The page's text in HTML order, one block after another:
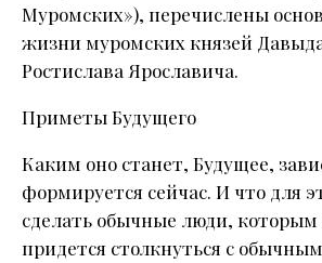
Муромских»), перечислены
жизни муромских князей
Ростислава Ярославича.
Приметы Будущего
Каким оно станет, Будущее,
формируется сейчас. И что для
сделать обычные люди,
придется столкнуться с